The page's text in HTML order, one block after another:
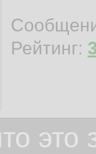
Рейтинг: